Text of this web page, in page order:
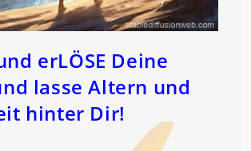
erLÖSE Deine
lasse Altern und
hinter Dir!